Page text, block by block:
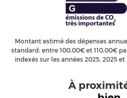
Montant estimé des dépenses
standard: entre 100,00€ et 110,00€
indexés sur les années 2025, 2025
À